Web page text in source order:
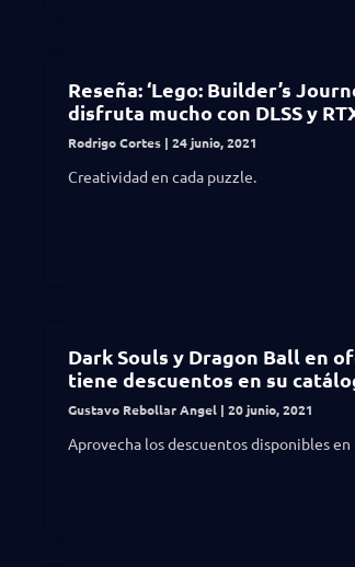
Reseña: ‘Lego: Builder’s
disfruta mucho con DLSS y
Rodrigo Cortes 24 junio, 2021
Creatividad en cada puzzle.
Dark Souls y Dragon Ball en
tiene descuentos en su
Gustavo Rebollar Angel 20 junio, 2021
Aprovecha los descuentos disponibles en